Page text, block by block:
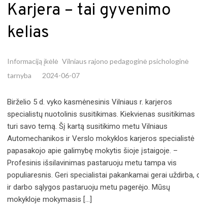
Karjera – tai gyvenimo
kelias
Informaciją įkėlė Vilniaus rajono pedagoginė psichologinė
tarnyba
2024-06-07
Birželio 5 d. vyko kasmėnesinis Vilniaus r. karjeros
specialistų nuotolinis susitikimas. Kiekvienas susitikimas
turi savo temą. Šį kartą susitikimo metu Vilniaus
Automechanikos ir Verslo mokyklos karjeros specialistė
papasakojo apie galimybę mokytis šioje įstaigoje. –
Profesinis išsilavinimas pastaruoju metu tampa vis
populiaresnis. Geri specialistai pakankamai gerai uždirba,
ir darbo sąlygos pastaruoju metu pagerėjo. Mūsų
mokykloje mokymasis […]